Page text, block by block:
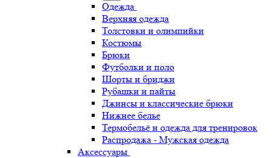
Одежда
Верхняя одежда
Толстовки и олимпийки
Костюмы
Брюки
Футболки и поло
Шорты и бриджи
Рубашки и пайты
Джинсы и классические брюки
Нижнее белье
Термобельё и одежда для тренировок
Распродажа - Мужская одежда
Аксессуары